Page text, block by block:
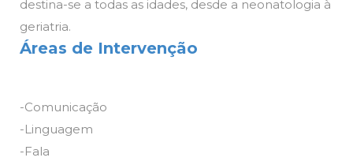
destina-se a todas as idades, desde a neonatologia à
geriatria.
Áreas de Intervenção
-Comunicação
-Linguagem
-Fala